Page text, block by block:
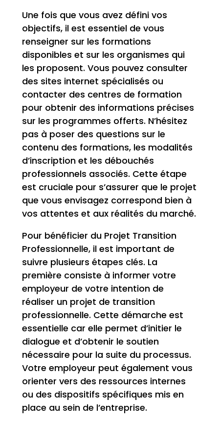
Une fois que vous avez défini vos
objectifs, il est essentiel de vous
renseigner sur les formations
disponibles et sur les organismes qui
les proposent. Vous pouvez consulter
des sites internet spécialisés ou
contacter des centres de formation
pour obtenir des informations précises
sur les programmes offerts. N’hésitez
pas à poser des questions sur le
contenu des formations, les modalités
d’inscription et les débouchés
professionnels associés. Cette étape
est cruciale pour s’assurer que le projet
que vous envisagez correspond bien à
vos attentes et aux réalités du marché.
Pour bénéficier du Projet Transition
Professionnelle, il est important de
suivre plusieurs étapes clés. La
première consiste à informer votre
employeur de votre intention de
réaliser un projet de transition
professionnelle. Cette démarche est
essentielle car elle permet d’initier le
dialogue et d’obtenir le soutien
nécessaire pour la suite du processus.
Votre employeur peut également vous
orienter vers des ressources internes
ou des dispositifs spécifiques mis en
place au sein de l’entreprise.